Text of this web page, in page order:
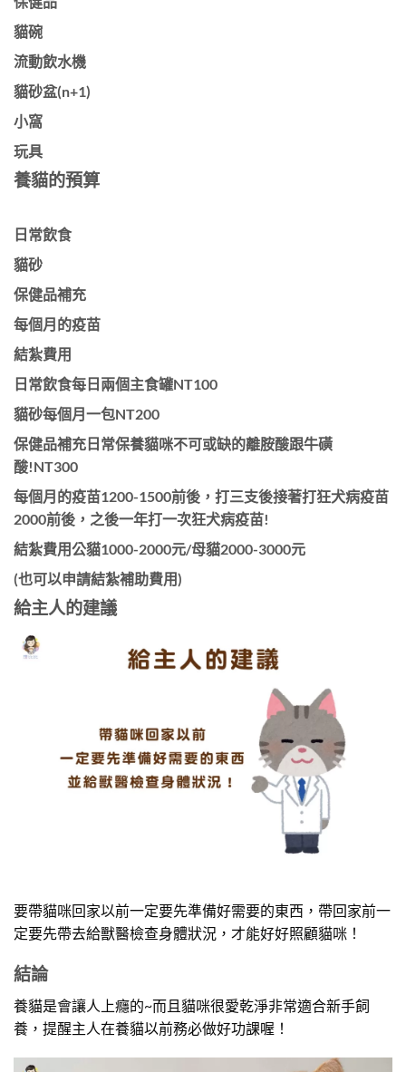
貓碗
流動飲水機
貓砂盆(n+1)
小窩
玩具
養貓的預算
日常飲食
貓砂
保健品補充
每個月的疫苗
結紮費用
日常飲食每日兩個主食罐NT100
貓砂每個月一包NT200
保健品補充日常保養貓咪不可或缺的離胺酸跟牛磺
酸!NT300
每個月的疫苗1200-1500前後，打三支後接著打狂犬病疫苗
2000前後，之後一年打一次狂犬病疫苗!
結紮費用公貓1000-2000元/母貓2000-3000元
(也可以申請結紮補助費用)
​​給主人的建議
要帶貓咪回家以前一定要先準備好需要的東西，帶回家前一
定要先帶去給獸醫檢查身體狀況，才能好好照顧貓咪！
結論
養貓是會讓人上癮的~而且貓咪很愛乾淨非常適合新手飼
養，提醒主人在養貓以前務必做好功課喔！